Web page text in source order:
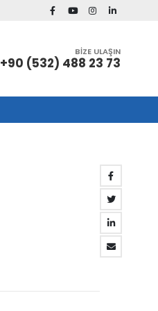
BİZE ULAŞIN
+90 (532) 488 23 73